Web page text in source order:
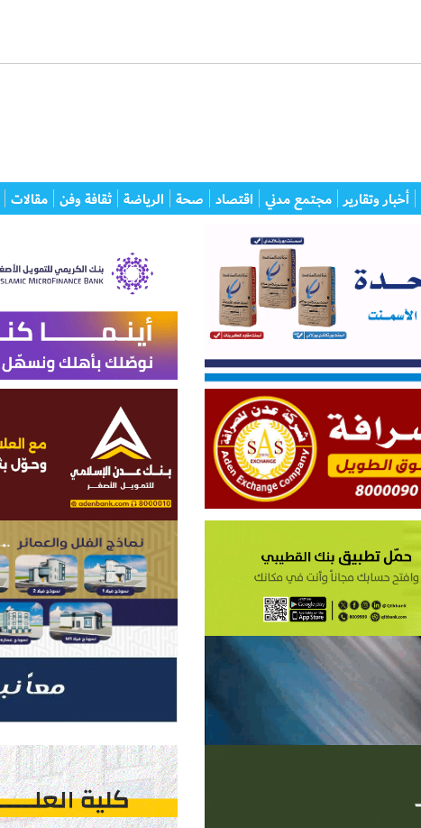
أخبار وتقارير مجتمع مدني اقتصاد صحة الرياضة ثقافة وفن مقالات